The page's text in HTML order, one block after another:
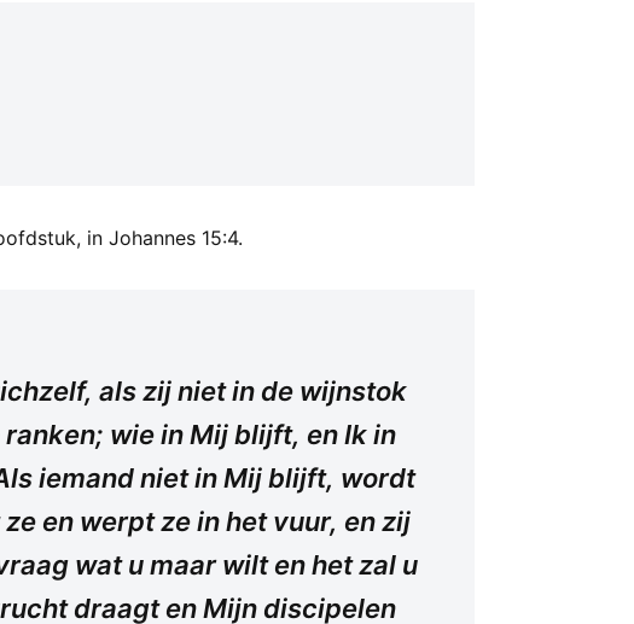
in Johannes 15:4.
als zij niet in de wijnstok
wie in Mij blijft, en Ik in
iemand niet in Mij blijft, wordt
en werpt ze in het vuur, en zij
wat u maar wilt en het zal u
draagt en Mijn discipelen